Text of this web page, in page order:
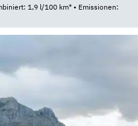
1,9 l/100 km* • Emissionen: